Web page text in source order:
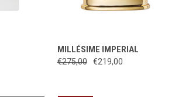
MILLÉSIME IMPERIAL
€275,00 €219,00